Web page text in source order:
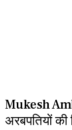
Mukesh
अरबपतियों